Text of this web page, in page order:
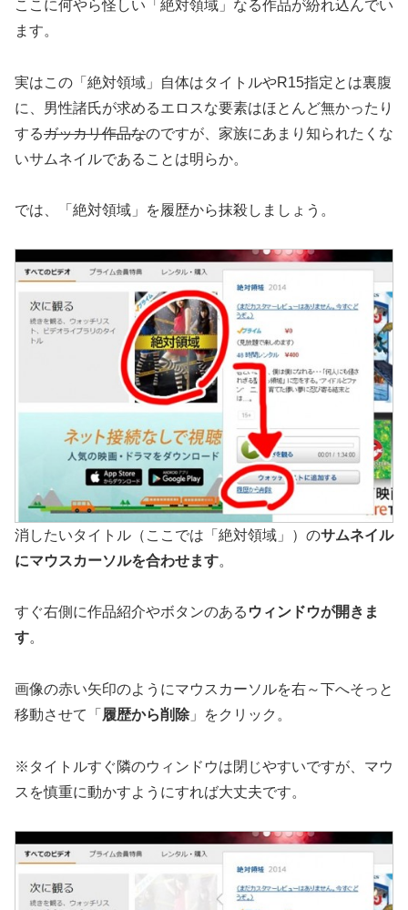
ここに何やら怪しい「絶対領域」なる作品が紛れ込んでい
ます。
実はこの「絶対領域」自体はタイトルやR15指定とは裏腹
に、男性諸氏が求めるエロスな要素はほとんど無かったり
するガッカリ作品なのですが、家族にあまり知られたくな
いサムネイルであることは明らか。
では、「絶対領域」を履歴から抹殺しましょう。
消したいタイトル（ここでは「絶対領域」）のサムネイル
にマウスカーソルを合わせます。
すぐ右側に作品紹介やボタンのある ウィンドウが開きま
す。
画像の赤い矢印のようにマウスカーソルを右～下へそっと
移動させて「 履歴から削除」をクリック。
※タイトルすぐ隣のウィンドウは閉じやすいですが、マウ
スを慎重に動かすようにすれば大丈夫です。